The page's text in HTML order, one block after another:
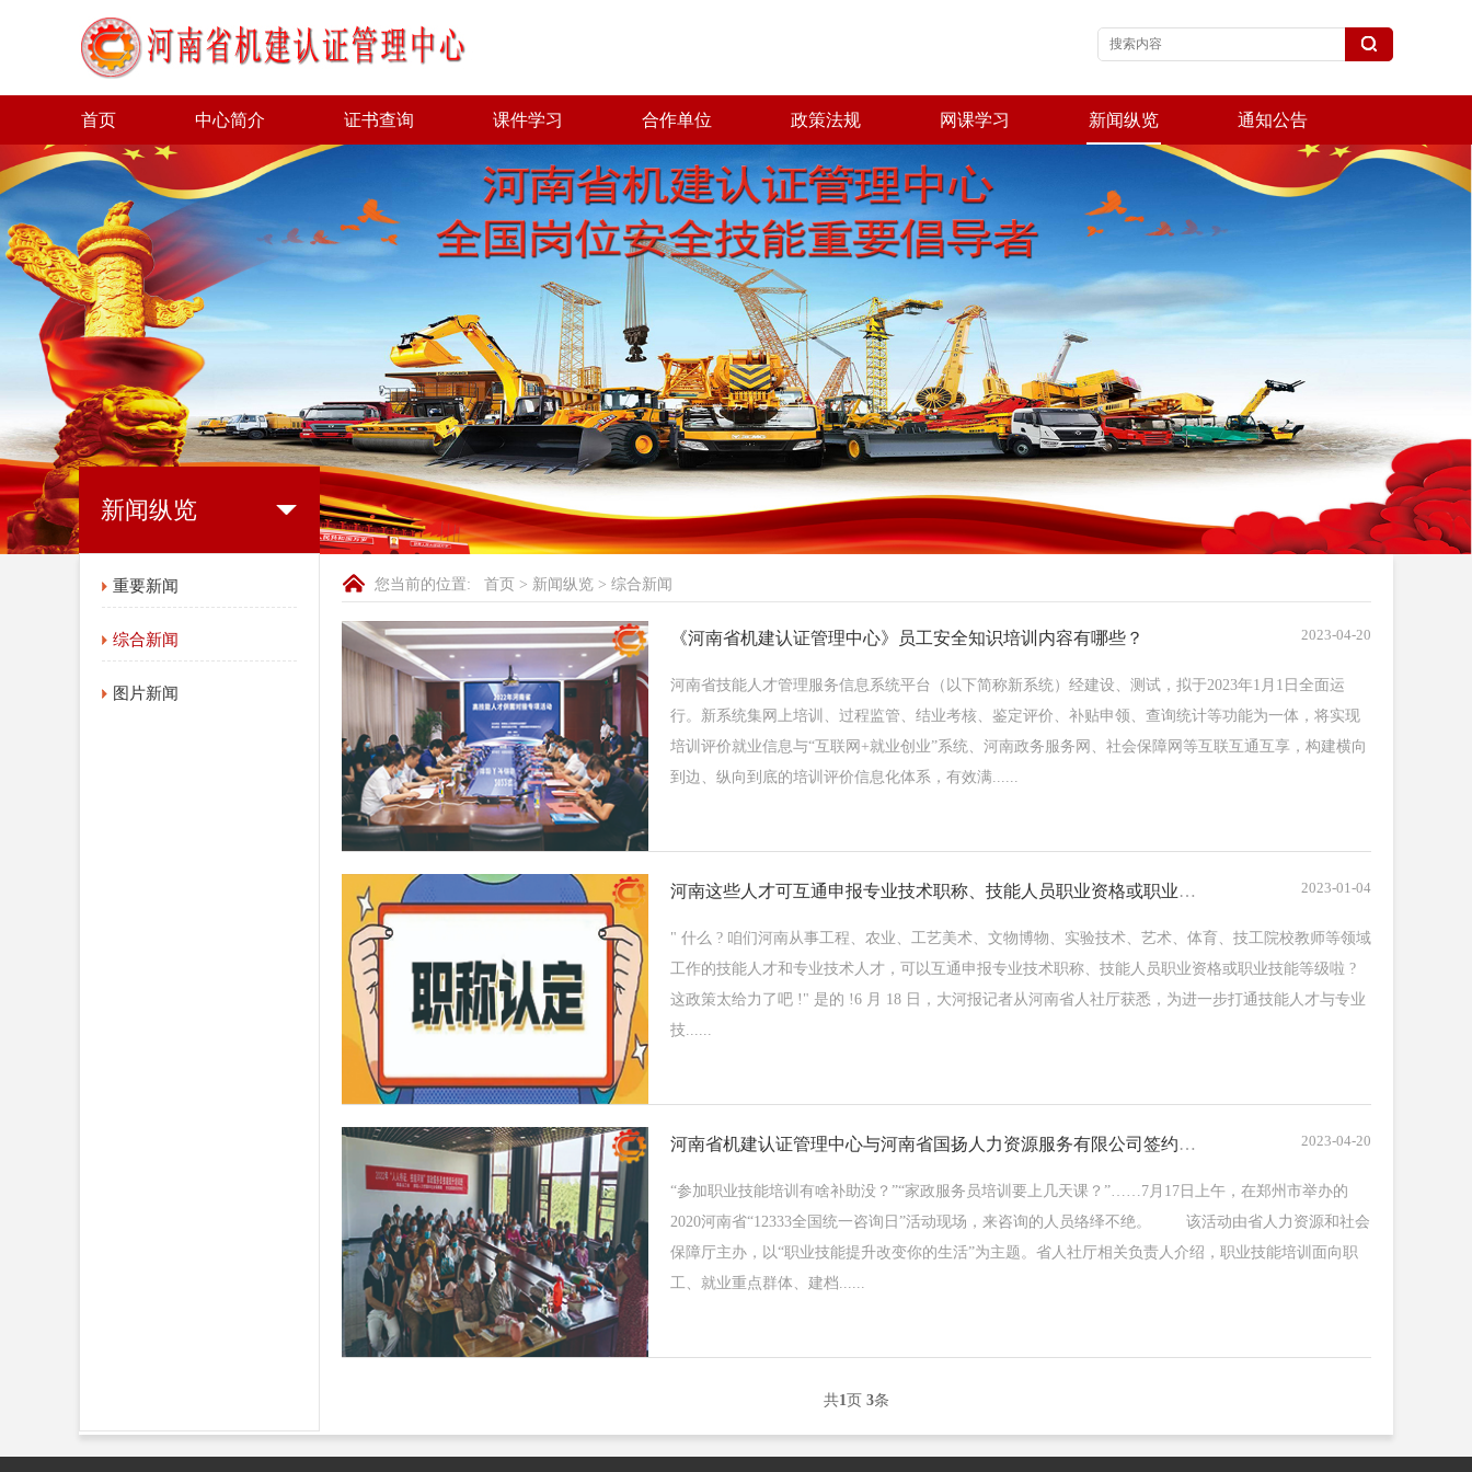
首页 中心简介 证书查询 课件学习 合作单位 政策法规 网课学习 新闻纵览 通知公告
新闻纵览
重要新闻
综合新闻
图片新闻
您当前的位置: 首页 > 新闻纵览 > 综合新闻
《河南省机建认证管理中心》员工安全知识培训内容有哪些？ 2023-04-20
河南省技能人才管理服务信息系统平台（以下简称新系统）经建设、测试，拟于2023年1月1日全面运
行。新系统集网上培训、过程监管、结业考核、鉴定评价、补贴申领、查询统计等功能为一体，将实现
培训评价就业信息与“互联网+就业创业”系统、河南政务服务网、社会保障网等互联互通互享，构建横向
到边、纵向到底的培训评价信息化体系，有效满......
河南这些人才可互通申报专业技术职称、技能人员职业资格或职业技能等级 ! 2023-01-04
" 什么 ? 咱们河南从事工程、农业、工艺美术、文物博物、实验技术、艺术、体育、技工院校教师等领域
工作的技能人才和专业技术人才，可以互通申报专业技术职称、技能人员职业资格或职业技能等级啦 ?
这政策太给力了吧 !" 是的 !6 月 18 日，大河报记者从河南省人社厅获悉，为进一步打通技能人才与专业
技......
河南省机建认证管理中心与河南省国扬人力资源服务有限公司签约成功 2023-04-20
“参加职业技能培训有啥补助没？”“家政服务员培训要上几天课？”……7月17日上午，在郑州市举办的
2020河南省“12333全国统一咨询日”活动现场，来咨询的人员络绎不绝。 该活动由省人力资源和社会
保障厅主办，以“职业技能提升改变你的生活”为主题。省人社厅相关负责人介绍，职业技能培训面向职
工、就业重点群体、建档......
共1 页 3条